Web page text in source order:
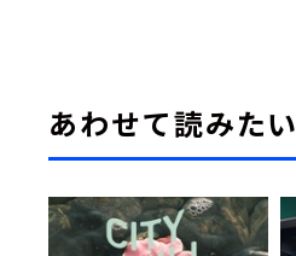
あわせて読みたい